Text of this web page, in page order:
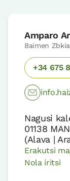
Amparo
Baimen
+34 675
Nagusi
01138
(Alava |
Erakutsi
Nola iritsi